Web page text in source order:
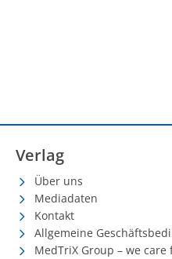
Verlag
Über uns
Mediadaten
Kontakt
Allgemeine
MedTriX Group – we